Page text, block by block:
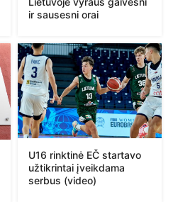
ir sausesni orai
U16 rinktinė EČ startavo
užtikrintai įveikdama
serbus (video)